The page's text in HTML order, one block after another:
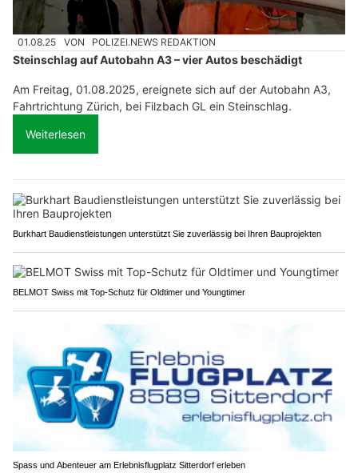
01.08.25 VON POLIZEI.NEWS REDAKTION
Steinschlag auf Autobahn A3 – vier Autos beschädigt
Am Freitag, 01.08.2025, ereignete sich auf der Autobahn A3,
Fahrtrichtung Zürich, bei Filzbach GL ein Steinschlag.
Weiterlesen
Burkhart Baudienstleistungen unterstützt Sie zuverlässig bei Ihren Bauprojekten
BELMOT Swiss mit Top-Schutz für Oldtimer und Youngtimer
Spass und Abenteuer am Erlebnisflugplatz Sitterdorf erleben